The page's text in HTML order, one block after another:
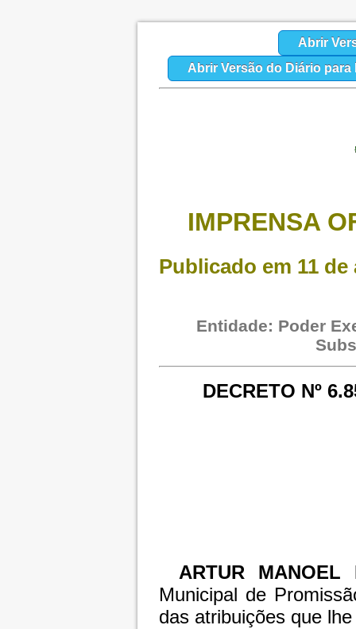
Abrir
Abrir Versão do Diário para
IMPRENSA
Publicado em 11 de
Entidade: Poder
DECRETO Nº
ARTUR MANOEL
Municipal de
das atribuições que